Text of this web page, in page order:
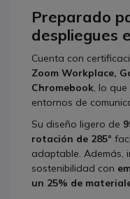
Preparado
despliegues
Cuenta con
Zoom Workplace,
Chromebook, lo
entornos de
Su diseño ligero de
rotación de 285°
adaptable. Además,
sostenibilidad con
un 25% de